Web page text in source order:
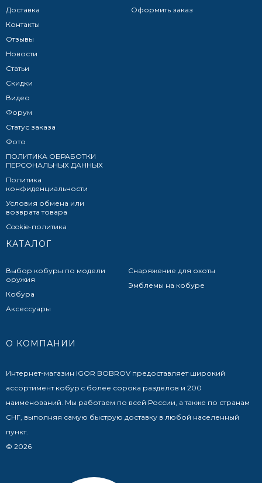
Доставка
Контакты
Отзывы
Новости
Статьи
Скидки
Видео
Форум
Статус заказа
Фото
ПОЛИТИКА ОБРАБОТКИ
ПЕРСОНАЛЬНЫХ ДАННЫХ​
Политика
конфиденциальности
Условия обмена или
возврата товара
Cookie-политика
Оформить заказ
КАТАЛОГ
Выбор кобуры по модели
оружия
Кобура
Аксессуары
Снаряжение для охоты
Эмблемы на кобуре
О КОМПАНИИ
Интернет-магазин IGOR BOBROV предоставляет широкий
ассортимент кобур c более сорока разделов и 200
наименований. Мы работаем по всей России, а также по странам
СНГ, выполняя самую быструю доставку в любой населенный
пункт.
© 2026